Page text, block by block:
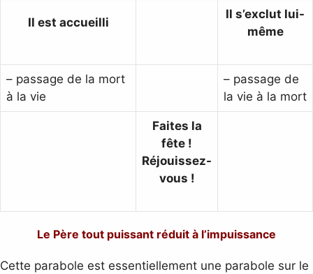
Il est accueilli
Il s’exclut lui-
même
– passage de la mort
à la vie
– passage de
la vie à la mort
Faites la
fête !
Réjouissez-
vous !
Le Père tout puissant réduit à l’impuissance
Cette parabole est essentiellement une parabole sur le